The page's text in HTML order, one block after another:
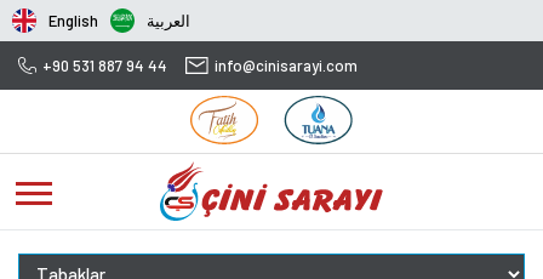
English العربية
+90 531 887 94 44 info@cinisarayi.com